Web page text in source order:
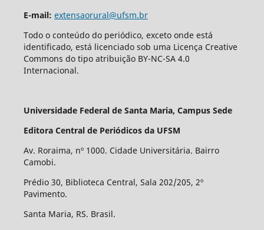
E-mail: extensaorural@ufsm.br
Todo o conteúdo do periódico, exceto onde está
identificado, está licenciado sob uma Licença Creative
Commons do tipo atribuição BY-NC-SA 4.0
Internacional.
Universidade Federal de Santa Maria, Campus Sede
Editora Central de Periódicos da UFSM
Av. Roraima, nº 1000. Cidade Universitária. Bairro
Camobi.
Prédio 30, Biblioteca Central, Sala 202/205, 2º
Pavimento.
Santa Maria, RS. Brasil.